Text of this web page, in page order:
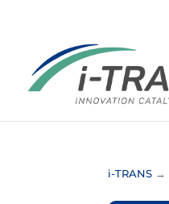
i-TRANS →